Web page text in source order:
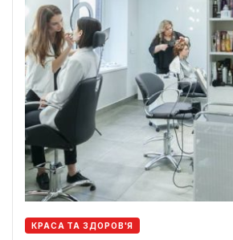
КРАСА ТА ЗДОРОВ'Я